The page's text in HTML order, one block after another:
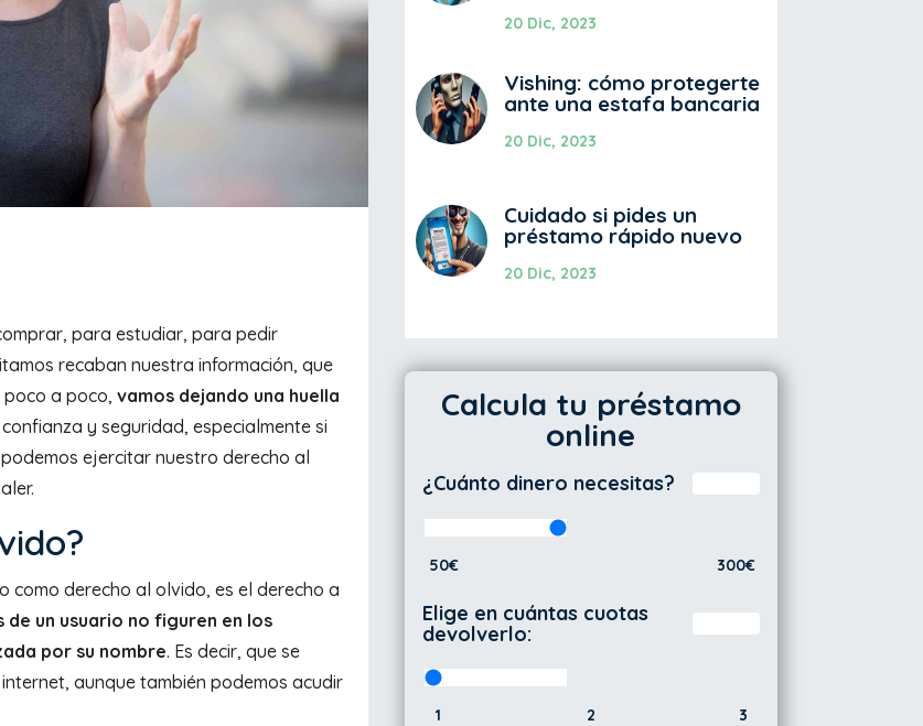
para estudiar, para pedir
recaban nuestra información, que
a poco, vamos dejando una huella
y seguridad, especialmente si
ejercitar nuestro derecho al
como derecho al olvido, es el derecho a
un usuario no figuren en los
por su nombre. Es decir, que se
aunque también podemos acudir
20 Dic, 2023
Vishing: cómo protegerte
ante una estafa bancaria
20 Dic, 2023
Cuidado si pides un
préstamo rápido nuevo
20 Dic, 2023
Calcula tu préstamo
online
¿Cuánto dinero necesitas?
50€ 300€
Elige en cuántas cuotas
devolverlo:
1 2 3